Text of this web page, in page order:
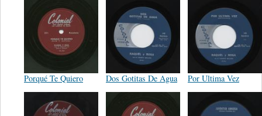
Porqué Te Quiero Dos Gotitas De Agua Por Ultima Vez